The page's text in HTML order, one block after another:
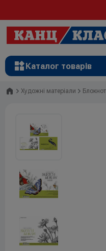
Каталог товарів
Рюкзаки
Канцтовари
Література та
Творчість
Сувенірна продукція
Друк
Головна
Художні матеріали